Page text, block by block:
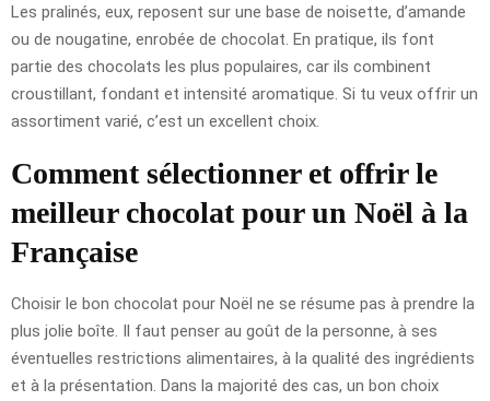
Les pralinés, eux, reposent sur une base de noisette, d’amande
ou de nougatine, enrobée de chocolat. En pratique, ils font
partie des chocolats les plus populaires, car ils combinent
croustillant, fondant et intensité aromatique. Si tu veux offrir un
assortiment varié, c’est un excellent choix.
Comment sélectionner et offrir le
meilleur chocolat pour un Noël à la
Française
Choisir le bon chocolat pour Noël ne se résume pas à prendre la
plus jolie boîte. Il faut penser au goût de la personne, à ses
éventuelles restrictions alimentaires, à la qualité des ingrédients
et à la présentation. Dans la majorité des cas, un bon choix